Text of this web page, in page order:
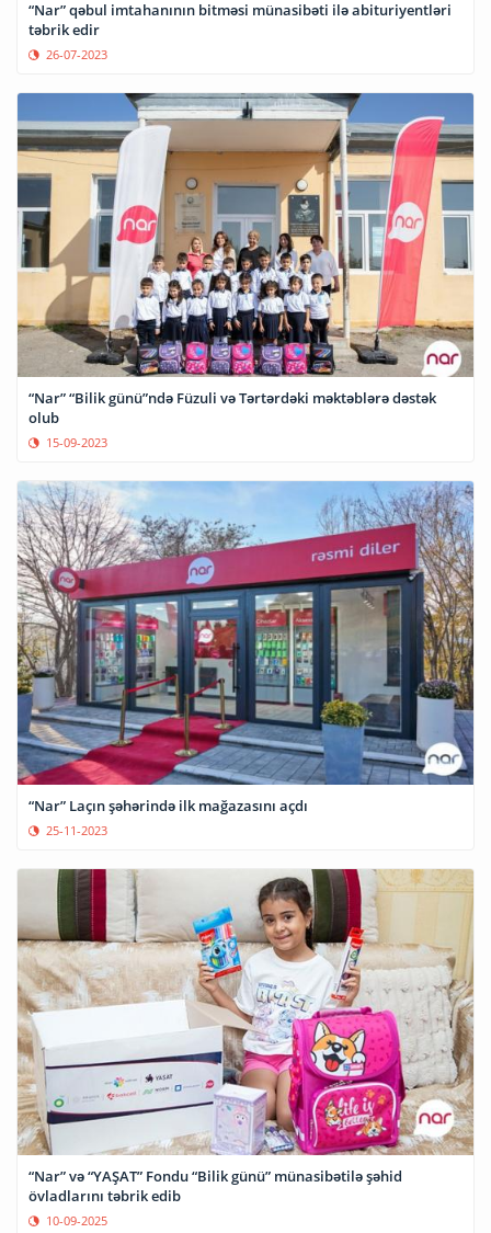
“Nar” qəbul imtahanının bitməsi münasibəti ilə abituriyentləri
təbrik edir
26-07-2023
“Nar” “Bilik günü”ndə Füzuli və Tərtərdəki məktəblərə dəstək
olub
15-09-2023
“Nar” Laçın şəhərində ilk mağazasını açdı
25-11-2023
“Nar” və “YAŞAT” Fondu “Bilik günü” münasibətilə şəhid
övladlarını təbrik edib
10-09-2025